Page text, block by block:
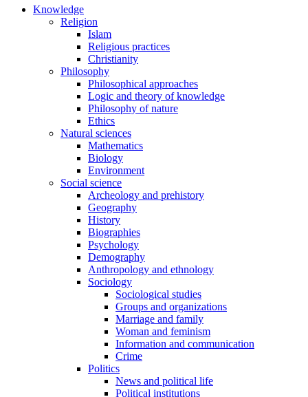
Knowledge
Religion
Islam
Religious practices
Christianity
Philosophy
Philosophical approaches
Logic and theory of knowledge
Philosophy of nature
Ethics
Natural sciences
Mathematics
Biology
Environment
Social science
Archeology and prehistory
Geography
History
Biographies
Psychology
Demography
Anthropology and ethnology
Sociology
Sociological studies
Groups and organizations
Marriage and family
Woman and feminism
Information and communication
Crime
Politics
News and political life
Political institutions